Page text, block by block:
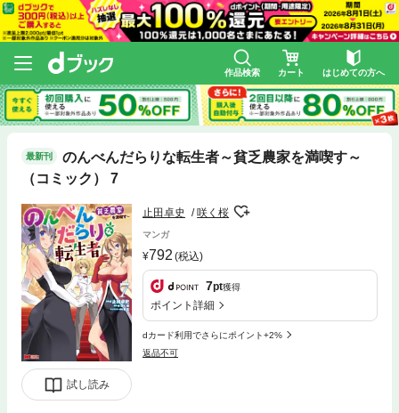
作品検索 カート はじめての方へ
最新刊
のんべんだらりな転生者～貧乏農家を満喫す～
（コミック） 7
試し読み
止田卓史 咲く桜
マンガ
792 (税込)
7pt獲得
ポイント詳細
dカード利用でさらにポイント+2%
返品不可